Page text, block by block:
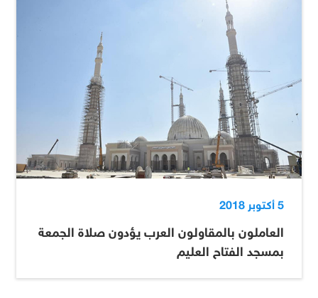
5 أكتوبر 2018
العاملون بالمقاولون العرب يؤدون صلاة الجمعة
بمسجد الفتاح العليم